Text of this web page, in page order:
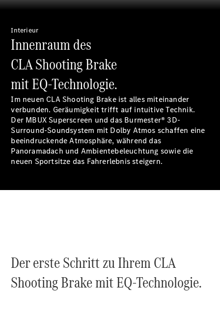
Servicetermin
Unterwegs
laden
Pannen- &
Unfallhilfe
Räder &
Reifen
Wartung,
Reparatur
&
Garantie
Übersicht
Reparatur
Service &
Garantie
Interieur
Innenraum des
CLA Shooting Brake
mit EQ-Technologie.
Im neuen CLA Shooting Brake ist alles miteinander
verbunden. Geräumigkeit trifft auf intuitive Technik.
Der MBUXSuperscreen und das Burmester® 3D-
Surround-Soundsystem mit Dolby Atmos schaffen eine
beeindruckende Atmosphäre, während das
Panoramadach und Ambientebeleuchtung sowie die
neuen Sportsitze das Fahrerlebnis steigern.
Der erste Schritt zu Ihrem CLA
Shooting Brake mit EQ-Technologie.